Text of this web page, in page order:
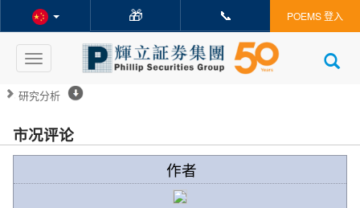
🎁 📞 POEMS 登入
Toggle
navigation
研究分析
市况评论
作者